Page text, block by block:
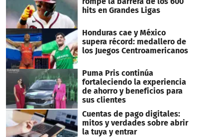
hits en Grandes Ligas
Honduras cae y México
supera récord: medallero de
los Juegos Centroamericanos
Puma Pris continúa
fortaleciendo la experiencia
de ahorro y beneficios para
sus clientes
Cuentas de pago digitales:
mitos y verdades sobre abrir
la tuya y entrar